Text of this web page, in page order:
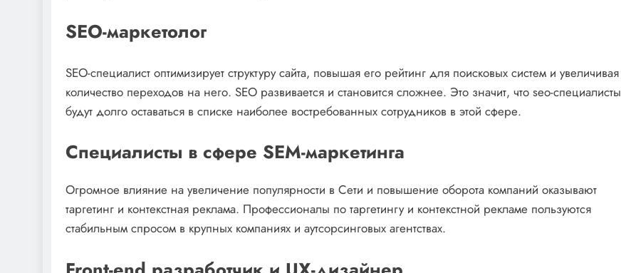
SEO-маркетолог
SEO-специалист оптимизирует структуру сайта, повышая его рейтинг для поисковых систем и увеличивая
количество переходов на него. SEO развивается и становится сложнее. Это значит, что seo-специалисты
будут долго оставаться в списке наиболее востребованных сотрудников в этой сфере.
Специалисты в сфере SEM-маркетинга
Огромное влияние на увеличение популярности в Сети и повышение оборота компаний оказывают
таргетинг и контекстная реклама. Профессионалы по таргетингу и контекстной рекламе пользуются
стабильным спросом в крупных компаниях и аутсорсинговых агентствах.